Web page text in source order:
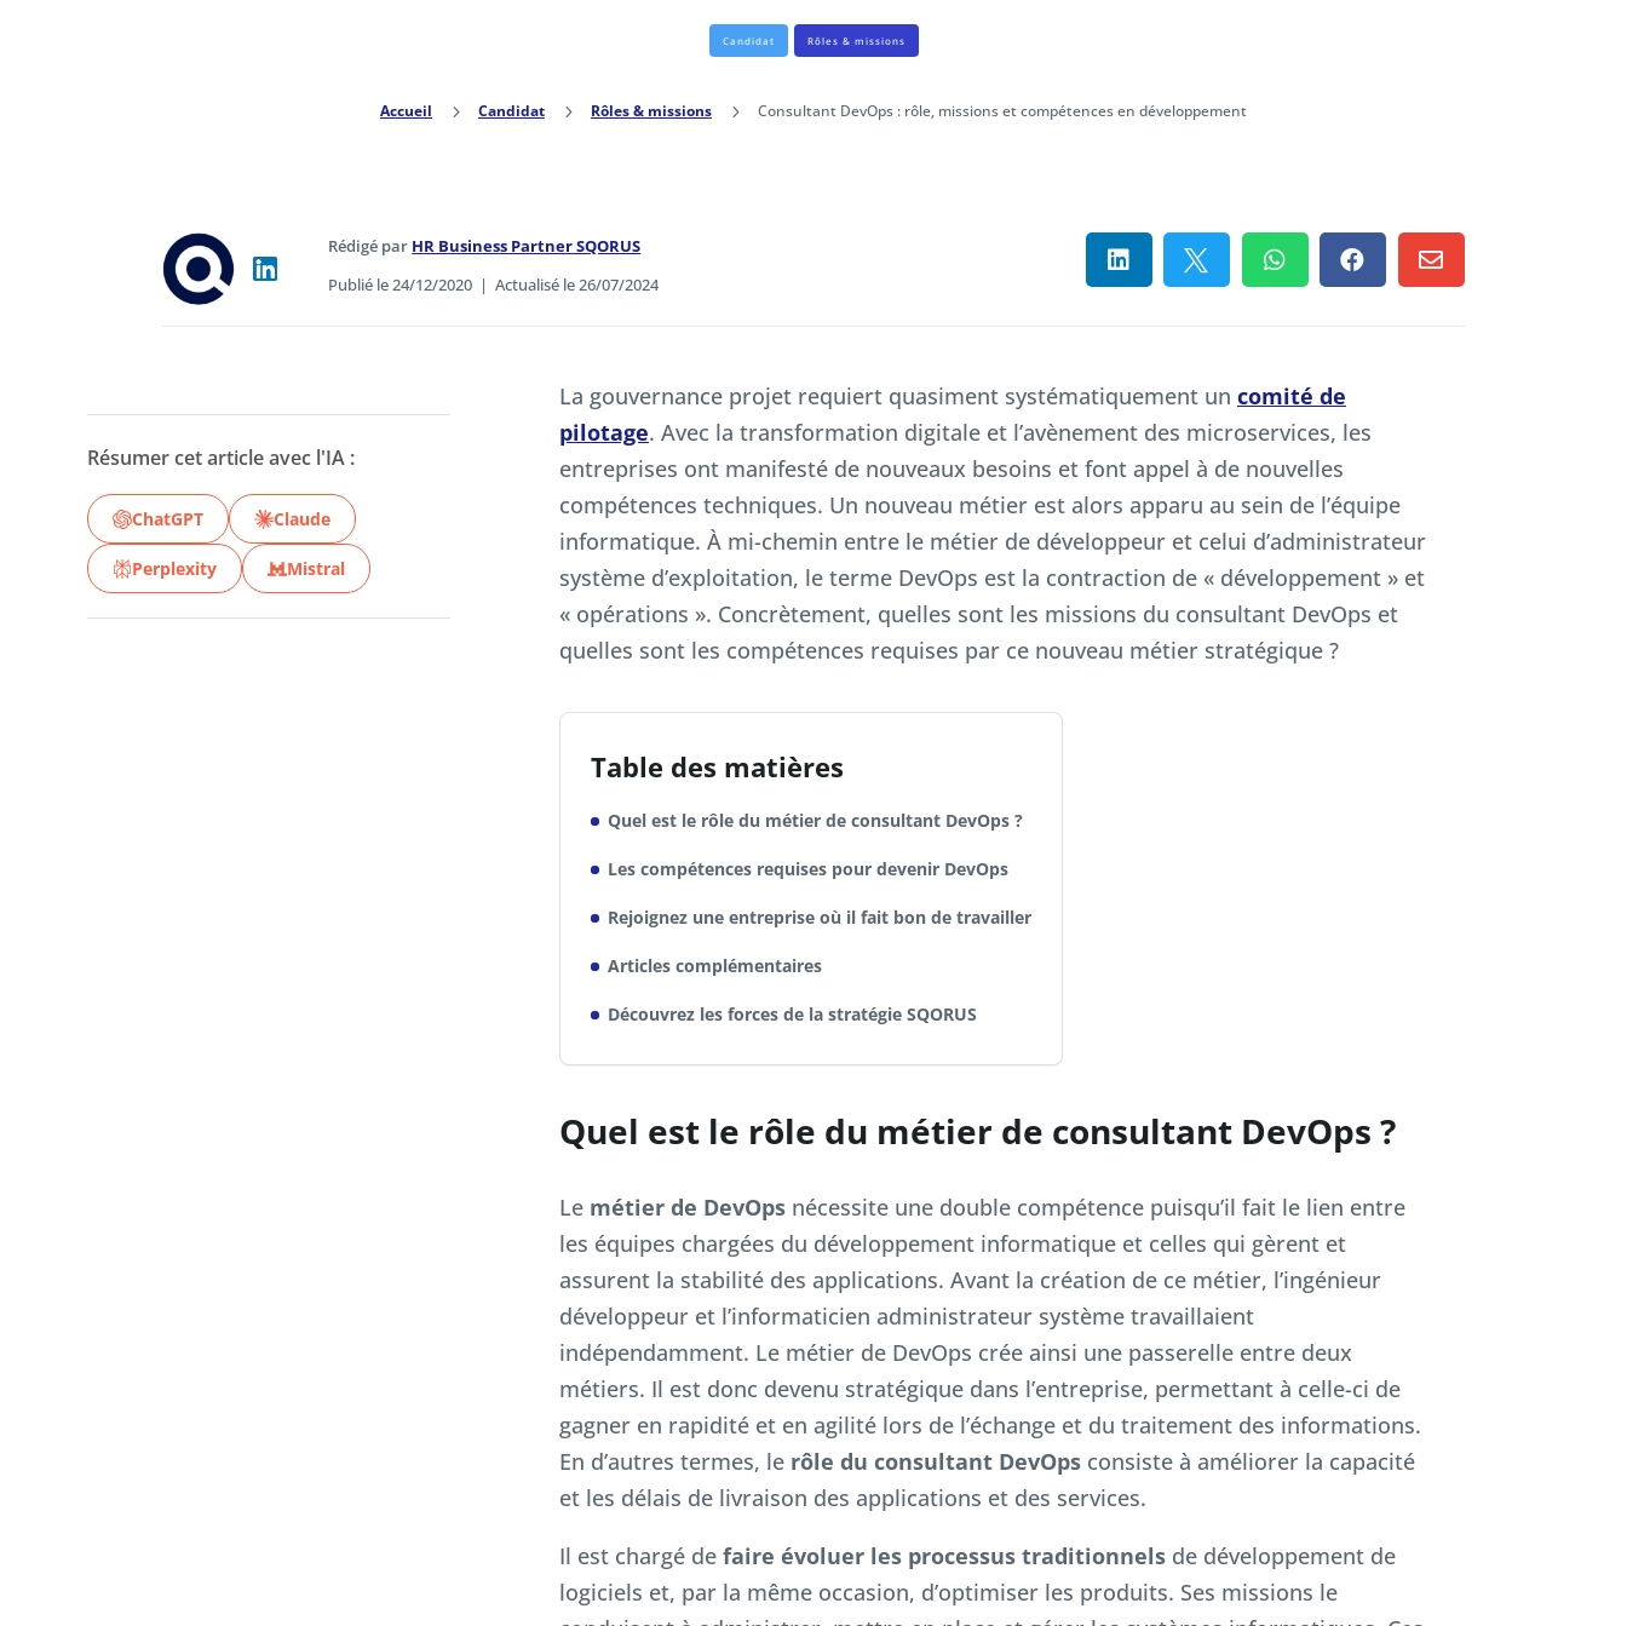
Candidat Rôles & missions
Accueil 5 Candidat 5 Rôles & missions 5 Consultant DevOps : rôle, missions et compétences en développement
Rédigé par HR Business Partner SQORUS
Publié le 24/12/2020 |Actualisé le 26/07/2024
    
Résumer cet article avec l'IA :
ChatGPT Claude
Perplexity Mistral
La gouvernance projet requiert quasiment systématiquement un comité de
pilotage. Avec la transformation digitale et l’avènement des microservices, les
entreprises ont manifesté de nouveaux besoins et font appel à de nouvelles
compétences techniques. Un nouveau métier est alors apparu au sein de l’équipe
informatique. À mi-chemin entre le métier de développeur et celui d’administrateur
système d’exploitation, le terme DevOps est la contraction de « développement » et
« opérations ». Concrètement, quelles sont les missions du consultant DevOps et
quelles sont les compétences requises par ce nouveau métier stratégique ?
Table des matières
Quel est le rôle du métier de consultant DevOps ?
Les compétences requises pour devenir DevOps
Rejoignez une entreprise où il fait bon de travailler
Articles complémentaires
Découvrez les forces de la stratégie SQORUS
Quel est le rôle du métier de consultant DevOps ?
Le métier de DevOps nécessite une double compétence puisqu’il fait le lien entre
les équipes chargées du développement informatique et celles qui gèrent et
assurent la stabilité des applications. Avant la création de ce métier, l’ingénieur
développeur et l’informaticien administrateur système travaillaient
indépendamment. Le métier de DevOps crée ainsi une passerelle entre deux
métiers. Il est donc devenu stratégique dans l’entreprise, permettant à celle-ci de
gagner en rapidité et en agilité lors de l’échange et du traitement des informations.
En d’autres termes, le rôle du consultant DevOps consiste à améliorer la capacité
et les délais de livraison des applications et des services.
Il est chargé de faire évoluer les processus traditionnels de développement de
logiciels et, par la même occasion, d’optimiser les produits. Ses missions le